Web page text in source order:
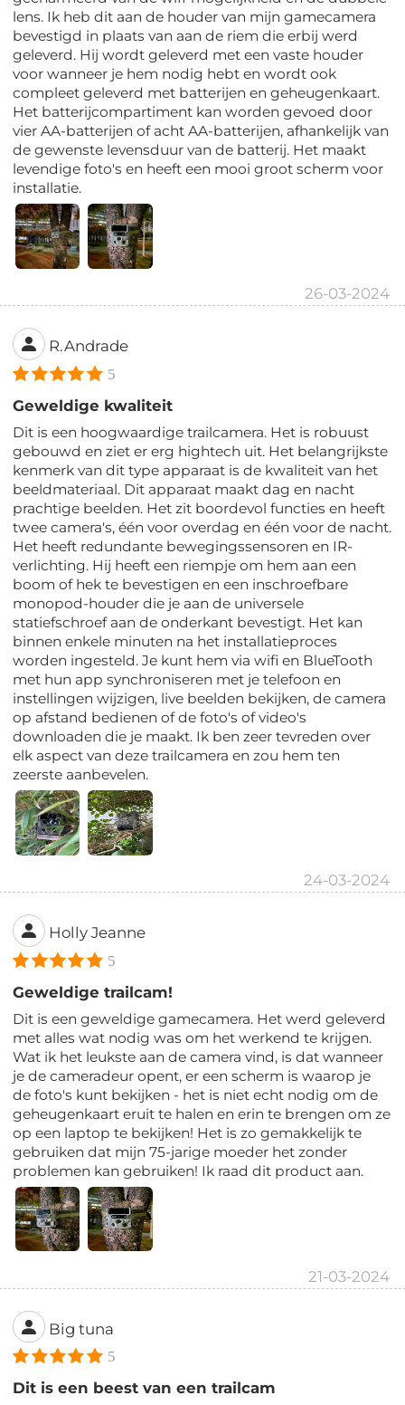
lens. Ik heb dit aan de houder van mijn gamecamera
bevestigd in plaats van aan de riem die erbij werd
geleverd. Hij wordt geleverd met een vaste houder
voor wanneer je hem nodig hebt en wordt ook
compleet geleverd met batterijen en geheugenkaart.
Het batterijcompartiment kan worden gevoed door
vier AA-batterijen of acht AA-batterijen, afhankelijk van
de gewenste levensduur van de batterij. Het maakt
levendige foto's en heeft een mooi groot scherm voor
installatie.
26-03-2024
R.Andrade
5
Geweldige kwaliteit
Dit is een hoogwaardige trailcamera. Het is robuust
gebouwd en ziet er erg hightech uit. Het belangrijkste
kenmerk van dit type apparaat is de kwaliteit van het
beeldmateriaal. Dit apparaat maakt dag en nacht
prachtige beelden. Het zit boordevol functies en heeft
twee camera's, één voor overdag en één voor de nacht.
Het heeft redundante bewegingssensoren en IR-
verlichting. Hij heeft een riempje om hem aan een
boom of hek te bevestigen en een inschroefbare
monopod-houder die je aan de universele
statiefschroef aan de onderkant bevestigt. Het kan
binnen enkele minuten na het installatieproces
worden ingesteld. Je kunt hem via wifi en BlueTooth
met hun app synchroniseren met je telefoon en
instellingen wijzigen, live beelden bekijken, de camera
op afstand bedienen of de foto's of video's
downloaden die je maakt. Ik ben zeer tevreden over
elk aspect van deze trailcamera en zou hem ten
zeerste aanbevelen.
24-03-2024
Holly Jeanne
5
Geweldige trailcam!
Dit is een geweldige gamecamera. Het werd geleverd
met alles wat nodig was om het werkend te krijgen.
Wat ik het leukste aan de camera vind, is dat wanneer
je de cameradeur opent, er een scherm is waarop je
de foto's kunt bekijken - het is niet echt nodig om de
geheugenkaart eruit te halen en erin te brengen om ze
op een laptop te bekijken! Het is zo gemakkelijk te
gebruiken dat mijn 75-jarige moeder het zonder
problemen kan gebruiken! Ik raad dit product aan.
21-03-2024
Big tuna
5
Dit is een beest van een trailcam